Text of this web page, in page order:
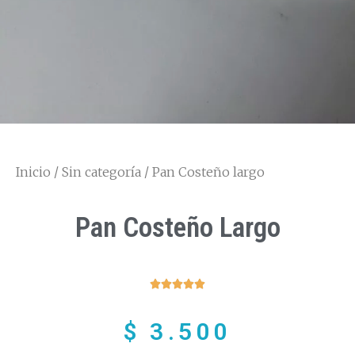
Inicio / Sin categoría / Pan Costeño largo
Pan Costeño Largo

$ 3.500